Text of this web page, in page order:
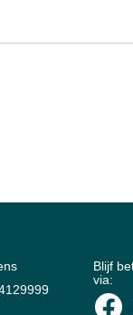
Blijf
via: